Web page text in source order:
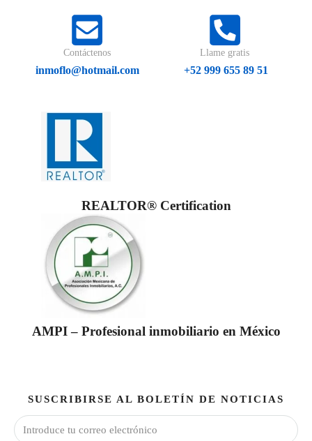
Contáctenos
inmoflo@hotmail.com
Llame gratis
+52 999 655 89 51
REALTOR® Certification
AMPI – Profesional inmobiliario en México
SUSCRIBIRSE AL BOLETÍN DE NOTICIAS